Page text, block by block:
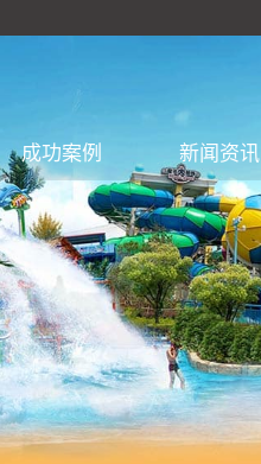
成功案例 新闻资讯